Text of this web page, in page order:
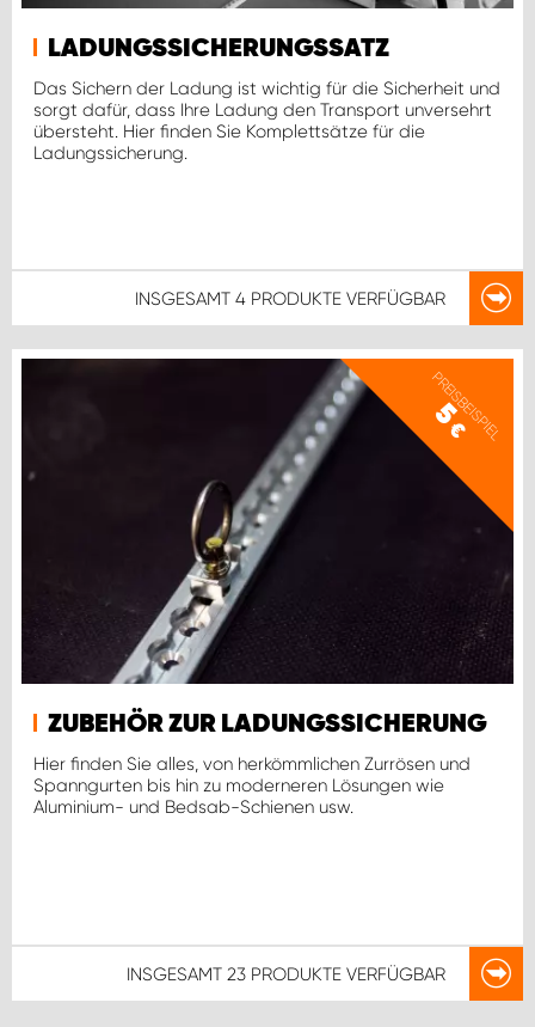
LADUNGSSICHERUNGSSATZ
Das Sichern der Ladung ist wichtig für die Sicherheit und
sorgt dafür, dass Ihre Ladung den Transport unversehrt
übersteht. Hier finden Sie Komplettsätze für die
Ladungssicherung.
INSGESAMT 4 PRODUKTE VERFÜGBAR
PREISBEISPIEL
5
€
ZUBEHÖR ZUR LADUNGSSICHERUNG
Hier finden Sie alles, von herkömmlichen Zurrösen und
Spanngurten bis hin zu moderneren Lösungen wie
Aluminium- und Bedsab-Schienen usw.
INSGESAMT 23 PRODUKTE VERFÜGBAR